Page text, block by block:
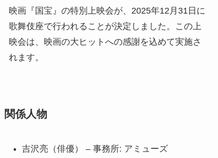
映画『国宝』の特別上映会が、2025年12月31日に
歌舞伎座で行われることが決定しました。この上
映会は、映画の大ヒットへの感謝を込めて実施さ
れます。
関係人物
吉沢亮（俳優） – 事務所: アミューズ